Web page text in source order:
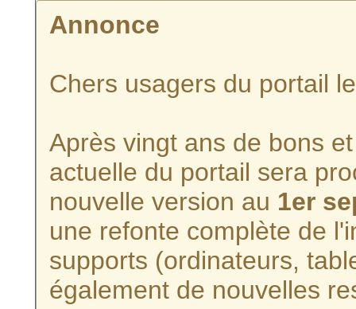
Annonce
Chers usagers du portail
Après vingt ans de bons
actuelle du portail sera
nouvelle version au 1er
une refonte complète de
supports (ordinateurs,
également de nouvelles